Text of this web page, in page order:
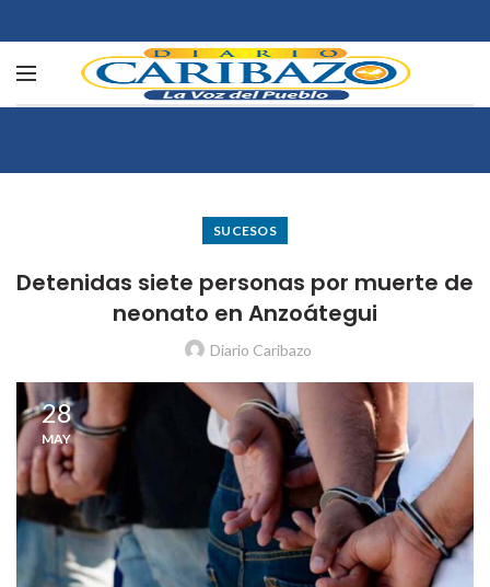
SUCESOS
Detenidas siete personas por muerte de
neonato en Anzoátegui
Diario Caribazo
28
MAY